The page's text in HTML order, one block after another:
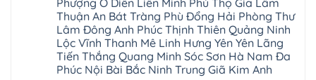
Mỹ
Hào
Tiên
Lữ
Từ
Liêm
Phù
Cừ
wood
Charm
wood
đế
cao
su
IXPE
Phú
cầu
thang
nhựa
sửa
cửa
nhựa
composite
tpHCM
Sửa
sàn
gỗ
công
nghiệp
tại
Hà
Nội
Phượng Ô Diên Liên Minh Phú Thọ Gia Lâm
Thuận An Bát Tràng Phù Đổng Hải Phòng Thư
Lâm Đông Anh Phúc Thịnh Thiên Quảng Ninh
Lộc Vĩnh Thanh Mê Linh Hưng Yên Yên Lãng
Tiến Thắng Quang Minh Sóc Sơn Hà Nam Đa
Phúc Nội Bài Bắc Ninh Trung Giã Kim Anh